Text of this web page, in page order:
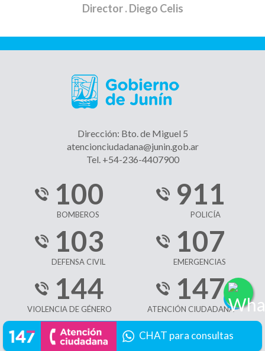
Director. Diego Celis
Dirección: Bto. de Miguel 5
atencionciudadana@junin.gob.ar
Tel. +54-236-4407900
100
BOMBEROS
911
POLICÍA
103
DEFENSA CIVIL
107
EMERGENCIAS
144
VIOLENCIA DE GÉNERO
147
ATENCIÓN CIUDADANA
CHAT para consultas